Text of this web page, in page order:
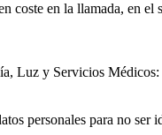
coste en la llamada, en el
Luz y Servicios
personales para no ser